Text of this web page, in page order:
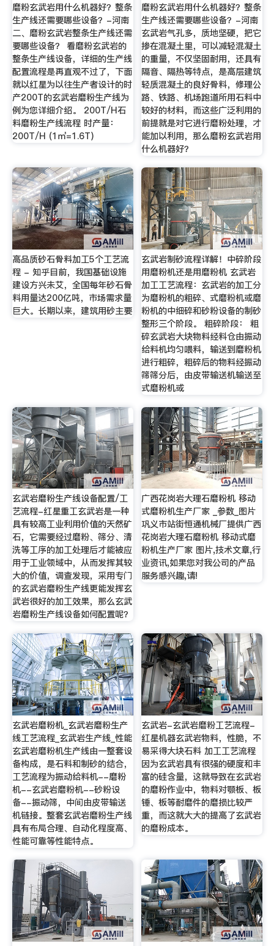
磨粉玄武岩用什么机器好？整条
生产线还需要哪些设备？-河南
二、磨粉玄武岩整条生产线还需
要哪些设备？ 看磨粉玄武岩的
整条生产线设备，详细的生产线
配置流程是再直观不过了，下面
就以红星为以往生产者设计的时
产200T的玄武岩磨粉生产线为
例为您详细介绍。 200T/H石
料磨粉生产线流程 时产量：
200T/H (1㎥=1.6T)
磨粉玄武岩用什么机器好？整条
生产线还需要哪些设备？-河南
玄武岩气孔多，质地坚硬，把它
掺在混凝土里，可以减轻混凝土
的重量，不仅坚固耐用，还具有
隔音、隔热等特点，是高层建筑
轻质混凝土的良好骨料，修理公
路、铁路、机场跑道所用石料中
较好的材料，而这些广泛利用的
前提就是对它进行磨粉处理，才
能加以利用，那么磨粉玄武岩用
什么机器好？
高品质砂石骨料加工5个工艺流
程 - 知乎目前，我国基础设施
建设方兴未艾，全国每年砂石骨
料用量达200亿吨，市场需求量
巨大。长期以来，建筑用砂主要
玄武岩制砂流程详解！中碎阶段
用磨粉机还是用磨粉机 玄武岩
加工工艺流程：玄武岩的加工分
为磨粉机的粗碎、式磨粉机或磨
粉机的中细碎和砂粉设备的制砂
整形三个阶段。 粗碎阶段： 粗
碎玄武岩大块物料经料仓由振动
给料机均匀喂料，输送到磨粉机
进行粗碎，粗碎后的物料经振动
筛筛分后，由皮带输送机输送至
式磨粉机或
玄武岩磨粉生产线设备配置/工
艺流程-红星重工玄武岩是一种
具有较高工业利用价值的天然矿
石，它需要经过磨粉、筛分、清
洗等工序的加工处理后才能被应
用于工业领域中，从而发挥其较
大的价值，调查发现，采用专门
的玄武岩磨粉生产线更能发挥玄
武岩很好的加工效果，那么玄武
岩磨粉生产线设备如何配置呢？
广西花岗岩大理石磨粉机 移动
式磨粉机生产厂家 _参数_图片
巩义市站街恒通机械厂提供广西
花岗岩大理石磨粉机 移动式磨
粉机生产厂家 图片,技术文章,行
业资讯,如果您对我公司的产品
服务感兴趣,请!
玄武岩磨粉机_玄武岩磨粉生产
线工艺流程_玄武岩生产线_性能
玄武岩磨粉机生产线由一整套设
备构成，是石料和制砂的结合，
工艺流程为振动给料机--磨粉
机--玄武岩磨粉机--砂粉设
备--振动筛，中间由皮带输送
机链接。整套玄武岩磨粉生产线
具有布局合理、自动化程度高、
性能可靠等性能特点。
玄武岩-玄武岩磨粉工艺流程-
红星机器玄武岩物料，性脆，不
易采得大块石料 加工工艺流程
因为玄武岩具有很强的硬度和丰
富的硅含量，这就导致在玄武岩
的磨粉作业中，物料对颚板、板
锤、板等耐磨件的磨损比较严
重，而这就大大的提高了玄武岩
的磨粉成本。